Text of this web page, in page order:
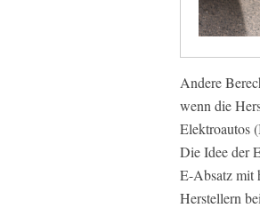
Andere
wenn die
Elektroautos
Die Idee der
E-Absatz mit
Herstellern